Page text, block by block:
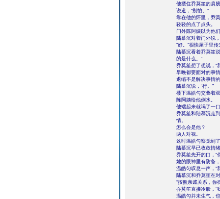
他搂住乔莫笙的肩
说道，“别怕。”
靠在他的怀里，乔
轻轻的点了点头。
门外陈阿姨以为他
陆慕沉对着门外说
“好。”很快屋子里
陆慕沉看着乔莫笙
的是什么。”
乔莫笙想了想说，“
早晚都要面对的事
退缩不是解决事情
陆慕沉说，“行。”
楼下温皓匀交叠着
陈阿姨给他倒水。
他端起来就喝了一
乔莫笙和陆慕沉走
情。
怎么会是他？
两人对视。
这时温皓匀察觉到
陆慕沉早已收敛情
乔莫笙先开的口，“
她的眼神里有防备
温皓匀叹息一声，“
陆慕沉和乔莫笙在
“按照亲戚关系，你
乔莫笙直接冷脸，“
温皓匀并未生气，